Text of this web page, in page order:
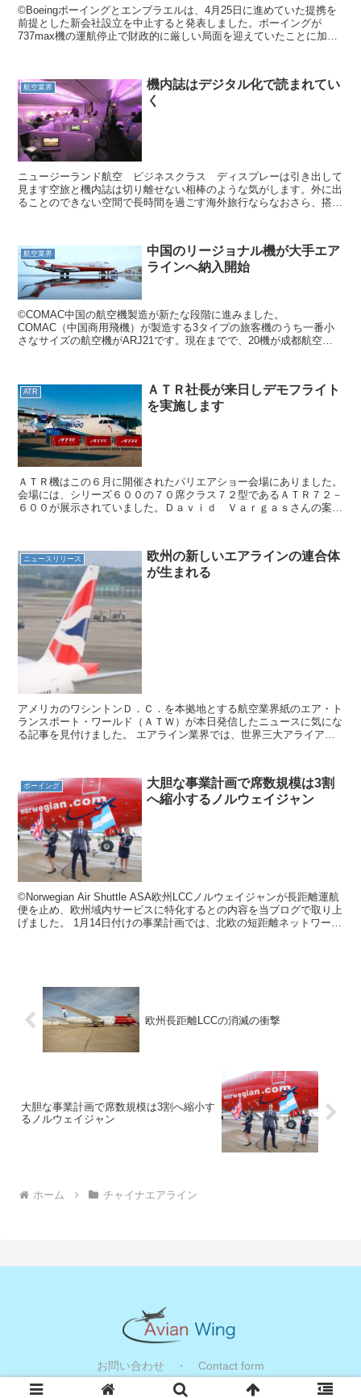
©Boeingボーイングとエンブラエルは、4月25日に進めていた提携を
前提とした新会社設立を中止すると発表しました。ボーイングが
737max機の運航停止で財政的に厳しい局面を迎えていたことに加
航空業界
機内誌はデジタル化で読まれてい
く
ニュージーランド航空 ビジネスクラス ディスプレーは引き出して
見ます空旅と機内誌は切り離せない相棒のような気がします。外に出
ることのできない空間で長時間を過ごす海外旅行ならなおさら、搭乗
航空業界
中国のリージョナル機が大手エア
ラインへ納入開始
©COMAC中国の航空機製造が新たな段階に進みました。
COMAC（中国商用飛機）が製造する3タイプの旅客機のうち一番小
さなサイズの航空機がARJ21です。現在までで、20機が成都航空で
ATR
ＡＴＲ社長が来日しデモフライト
を実施します
ＡＴＲ機はこの６月に開催されたパリエアショー会場にありました。
会場には、シリーズ６００の７０席クラス７２型であるＡＴＲ７２－
６００が展示されていました。Ｄａｖｉｄ Ｖａｒｇａｓさんの案内
ニュースリリース
欧州の新しいエアラインの連合体
が生まれる
アメリカのワシントンＤ．Ｃ．を本拠地とする航空業界紙のエア・ト
ランスポート・ワールド（ＡＴＷ）が本日発信したニュースに気にな
る記事を見付けました。 エアライン業界では、世界三大アライアン
ボーイング
大胆な事業計画で席数規模は3割
へ縮小するノルウェイジャン
©Norwegian Air Shuttle ASA欧州LCCノルウェイジャンが長距離運航
便を止め、欧州域内サービスに特化するとの内容を当ブログで取り上
げました。 1月14日付けの事業計画では、北欧の短距離ネットワーク
欧州長距離LCCの消滅の衝撃
大胆な事業計画で席数規模は3割へ縮小す
るノルウェイジャン
ホーム チャイナエアライン
お問い合わせ ・ Contact form
© 2014 Avian Wing.